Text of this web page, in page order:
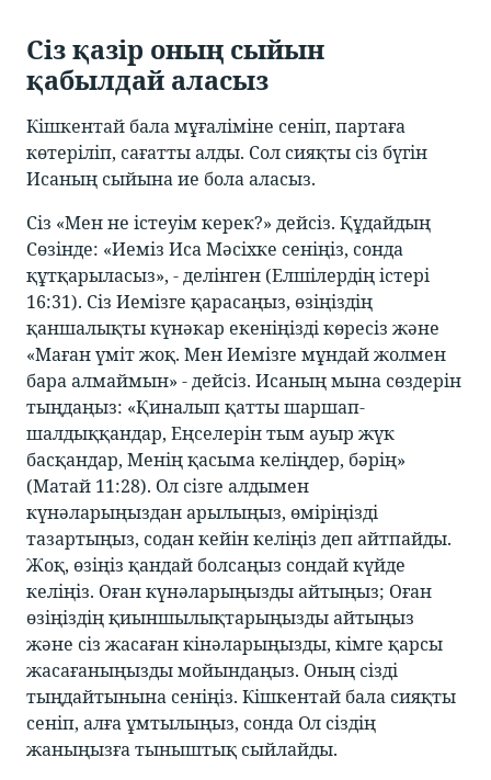
Сіз қазір оның сыйын
қабылдай аласыз
Кішкентай бала мұғаліміне сеніп, партаға
көтеріліп, сағатты алды. Сол сияқты сіз бүгін
Исаның сыйына ие бола аласыз.
Сіз «Мен не істеуім керек?» дейсіз. Құдайдың
Сөзінде: «Иеміз Иса Мәсіхке сеніңіз, сонда
құтқарыласыз», - делінген (Елшілердің істері
16:31). Сіз Иемізге қарасаңыз, өзіңіздің
қаншалықты күнәкар екеніңізді көресіз және
«Маған үміт жоқ. Мен Иемізге мұндай жолмен
бара алмаймын» - дейсіз. Исаның мына сөздерін
тыңдаңыз: «Қиналып қатты шаршап-
шалдыққандар, Еңселерін тым ауыр жүк
басқандар, Менің қасыма келіңдер, бәрің»
(Матай 11:28). Ол сізге алдымен
күнәларыңыздан арылыңыз, өміріңізді
тазартыңыз, содан кейін келіңіз деп айтпайды.
Жоқ, өзіңіз қандай болсаңыз сондай күйде
келіңіз. Оған күнәларыңызды айтыңыз; Оған
өзіңіздің қиыншылықтарыңызды айтыңыз
және сіз жасаған кінәларыңызды, кімге қарсы
жасағаныңызды мойындаңыз. Оның сізді
тыңдайтынына сеніңіз. Кішкентай бала сияқты
сеніп, алға ұмтылыңыз, сонда Ол сіздің
жаныңызға тыныштық сыйлайды.